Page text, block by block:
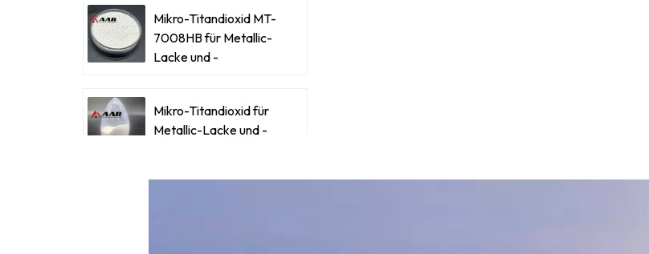
und Tintensystemen. Es
Mikro-Titandioxid MT-
7008HB für Metallic-
Lacke und -
Mikro-Titandioxid für
Metallic-Lacke und -